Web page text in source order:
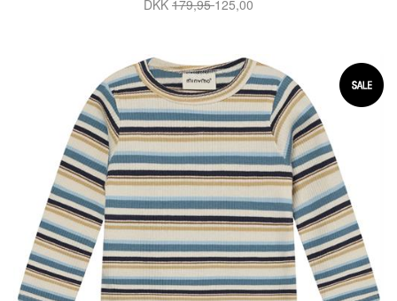
DKK 179,95125,00